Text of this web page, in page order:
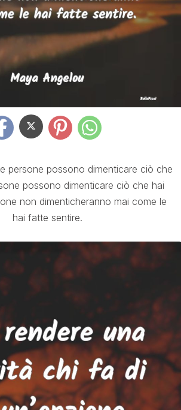
persone possono dimenticare ciò che
possono dimenticare ciò che hai
non dimenticheranno mai come le
hai fatte sentire.